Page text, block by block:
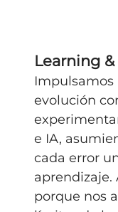
Learning
Impulsamos
evolución
e IA,
cada error
aprendizaje.
porque nos